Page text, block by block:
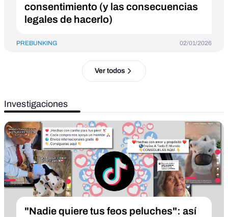
consentimiento (y las consecuencias
legales de hacerlo)
PREBUNKING 02/01/2026
Ver todos
Investigaciones
"Nadie quiere tus feos peluches": así